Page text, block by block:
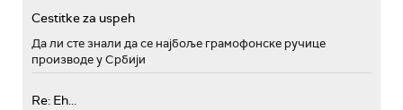
Cestitke za uspeh
Да ли сте знали да се најбоље грамофонске ручице
производе у Србији
Re: Eh...